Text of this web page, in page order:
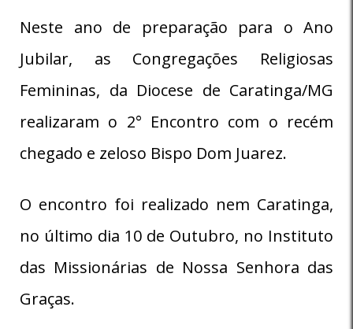
Neste ano de preparação para o Ano
Jubilar, as Congregações Religiosas
Femininas, da Diocese de Caratinga/MG
realizaram o 2° Encontro com o recém
chegado e zeloso Bispo Dom Juarez.
O encontro foi realizado nem Caratinga,
no último dia 10 de Outubro, no Instituto
das Missionárias de Nossa Senhora das
Graças.